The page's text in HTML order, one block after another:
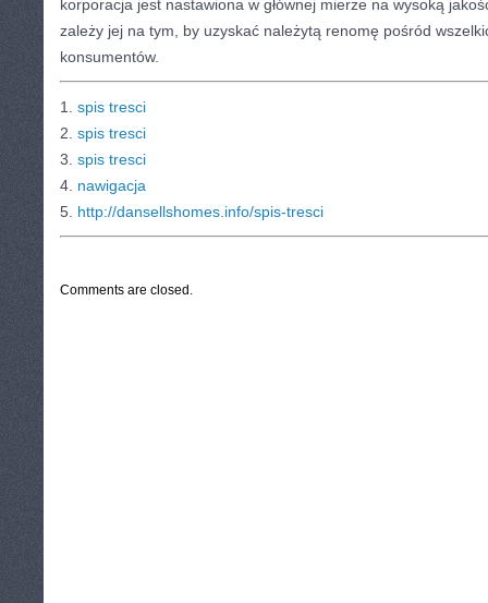
korporacja jest nastawiona w głównej mierze na wysoką
zależy jej na tym, by uzyskać należytą renomę pośród
konsumentów.
1. spis tresci
2. spis tresci
3. spis tresci
4. nawigacja
5. http://dansellshomes.info/spis-tresci
Comments are closed.